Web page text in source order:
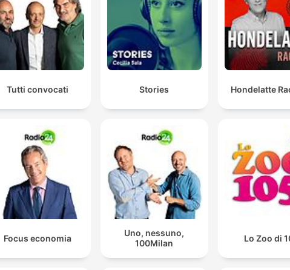
Tutti convocati Stories Hondelatte
Focus economia
Uno, nessuno,
100Milan
Lo Zoo di